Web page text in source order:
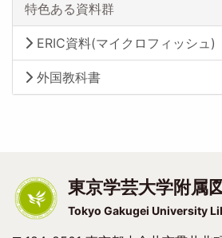
特色ある資料群
ERIC資料(マイクロフィッシュ)
外国教科書
東京学芸大学附属
Tokyo Gakugei University